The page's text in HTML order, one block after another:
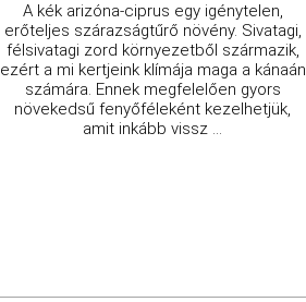
A kék arizóna-ciprus egy igénytelen,
erőteljes szárazságtűrő növény. Sivatagi,
félsivatagi zord környezetből származik,
ezért a mi kertjeink klímája maga a kánaán
számára. Ennek megfelelően gyors
növekedsű fenyőféleként kezelhetjük,
amit inkább vissz ...